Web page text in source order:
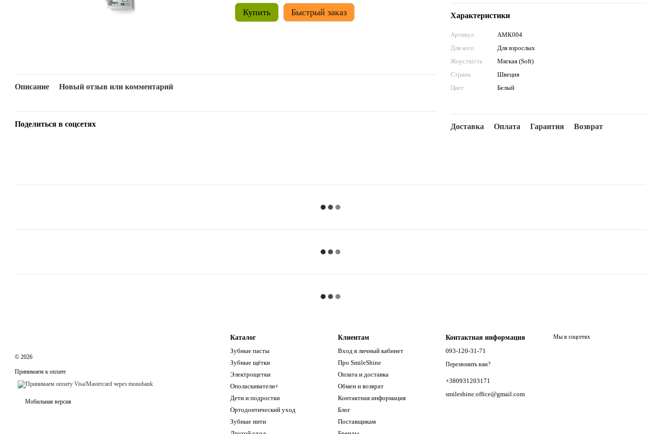
Купить Быстрый заказ Характеристики
Артикул
АМК004
Для кого
Для взрослых
Жорсткість
Мягкая (Soft)
Страна
Швеция
Цвет
Белый
Доставка Оплата Гарантия Возврат
Описание Новый отзыв или комментарий
Поделиться в соцсетях
© 2026
Принимаем к оплате
Мобильная версия
Каталог
Зубные пасты
Зубные щётки
Электрощетки
Ополаскиватели+
Дети и подростки
Ортодонтический уход
Зубные нити
Клиентам
Вход в личный кабинет
Про SmileShine
Оплата и доставка
Обмен и возврат
Контактная информация
Блог
Поставщикам
Контактная информация
093-120-31-71
Перезвонить вам?
+380931203171
smileshine.office@gmail.com
Мы в соцсетях